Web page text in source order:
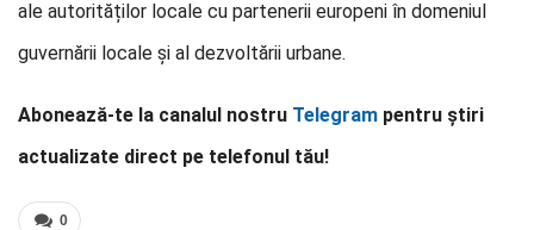
ale autorităților locale cu partenerii europeni în domeniul
guvernării locale și al dezvoltării urbane.
Abonează-te la canalul nostru Telegram pentru știri
actualizate direct pe telefonul tău!
0